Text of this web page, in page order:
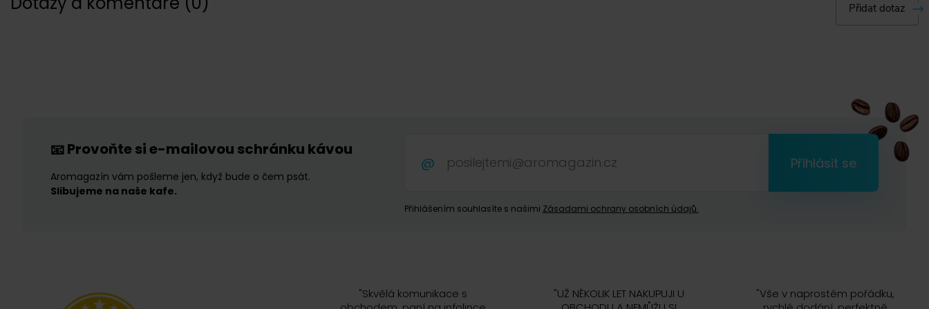
Přidat dotaz
📧Provoňte si e-mailovou schránku kávou
Aromagazín vám pošleme jen, když bude o čem psát.
Slibujeme na naše kafe.
Přihlásit se
Přihlášením souhlasíte s našimi Zásadami ochrany osobních údajů.
"Skvělá komunikace s
"UŽ NĚKOLIK LET NAKUPUJI U
"Vše v naprostém pořádku,